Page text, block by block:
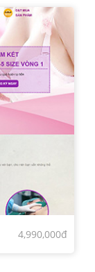
4,990,000đ